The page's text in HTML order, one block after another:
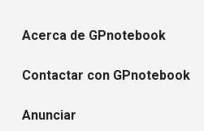
Acerca de GPnotebook
Contactar con GPnotebook
Anunciar